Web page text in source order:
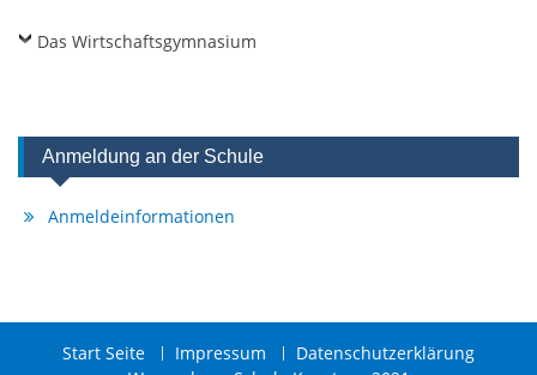
Das Wirtschaftsgymnasium
Anmeldung an der Schule
Anmeldeinformationen
Start Seite Impressum
Datenschutzerklärung